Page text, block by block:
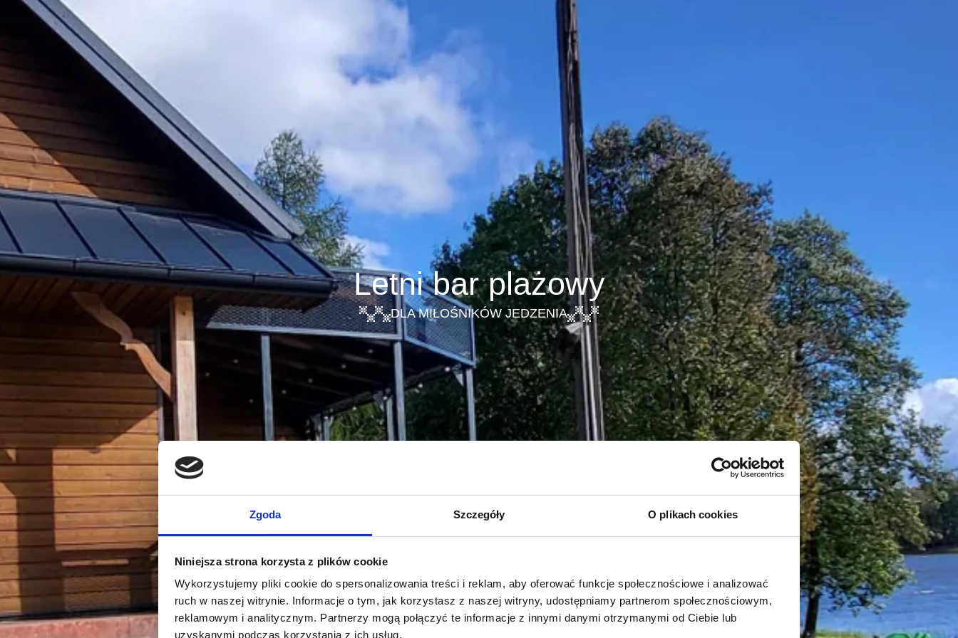
Zgoda Szczegóły O plikach cookies
Niniejsza strona korzysta z plików cookie
Wykorzystujemy pliki cookie do spersonalizowania treści i reklam, aby oferować funkcje społecznościowe i analizować
ruch w naszej witrynie. Informacje o tym, jak korzystasz z naszej witryny, udostępniamy partnerom społecznościowym,
reklamowym i analitycznym. Partnerzy mogą połączyć te informacje z innymi danymi otrzymanymi od Ciebie lub
uzyskanymi podczas korzystania z ich usług.
Letni bar plażowy
DLA MIŁOŚNIKÓW JEDZENIA